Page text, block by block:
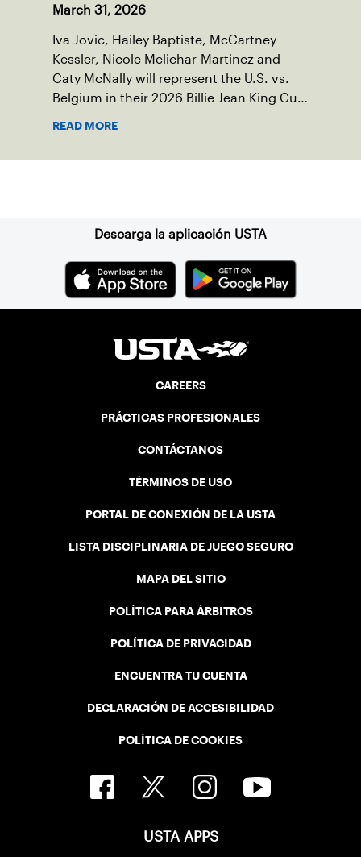
March 31, 2026
Iva Jovic, Hailey Baptiste, McCartney
Kessler, Nicole Melichar-Martinez and
Caty McNally will represent the U.S. vs.
Belgium in their 2026 Billie Jean King Cup
READ MORE
Descarga la aplicación USTA
CAREERS
PRÁCTICAS PROFESIONALES
CONTÁCTANOS
TÉRMINOS DE USO
PORTAL DE CONEXIÓN DE LA USTA
LISTA DISCIPLINARIA DE JUEGO SEGURO
MAPA DEL SITIO
POLÍTICA PARA ÁRBITROS
POLÍTICA DE PRIVACIDAD
ENCUENTRA TU CUENTA
DECLARACIÓN DE ACCESIBILIDAD
POLÍTICA DE COOKIES
USTA APPS